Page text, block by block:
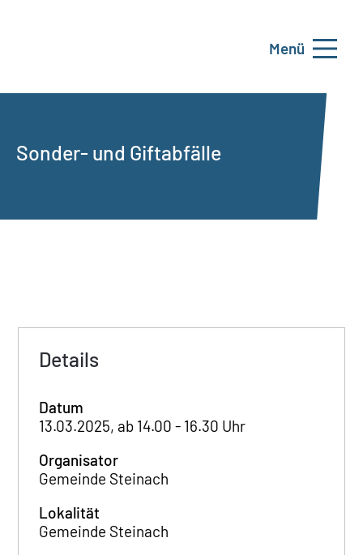
Menü
Sonder- und Giftabfälle
Details
Datum
13.03.2025, ab 14.00 - 16.30 Uhr
Organisator
Gemeinde Steinach
Lokalität
Gemeinde Steinach